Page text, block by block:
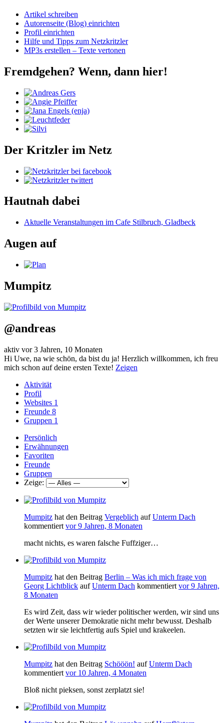
Artikel schreiben
Autorenseite (Blog) einrichten
Profil einrichten
Hilfe und Tipps zum Netzkritzler
MP3s erstellen – Texte vertonen
Fremdgehen? Wenn, dann hier!
Der Kritzler im Netz
Hautnah dabei
Aktuelle Veranstaltungen im Cafe Stilbruch, Gladbeck
Augen auf
Mumpitz
@andreas
aktiv vor 3 Jahren, 10 Monaten
Hi Uwe, na wie schön, da bist du ja! Herzlich willkommen, ich freu
mich schon auf deine ersten Texte! Zeigen
Aktivität
Profil
Websites 1
Freunde 8
Gruppen 1
Persönlich
Erwähnungen
Favoriten
Freunde
Gruppen
Zeige:
Mumpitz hat den Beitrag Vergeblich aufUnterm Dach
kommentiert vor 9 Jahren, 8 Monaten
macht nichts, es waren falsche Fuffziger…
Mumpitz hat den Beitrag Berlin – Was ich mich frage von
Georg Lichtblick aufUnterm Dach kommentiert vor 9 Jahren,
8 Monaten
Es wird Zeit, dass wir wieder politischer werden, wir sind uns
der Werte unserer Demokratie nicht mehr bewusst. Deshalb
setzten wir sie leichtfertig aufs Spiel und krakeelen.
Mumpitz hat den Beitrag Schööön! aufUnterm Dach
kommentiert vor 10 Jahren, 4 Monaten
Bloß nicht pieksen, sonst zerplatzt sie!